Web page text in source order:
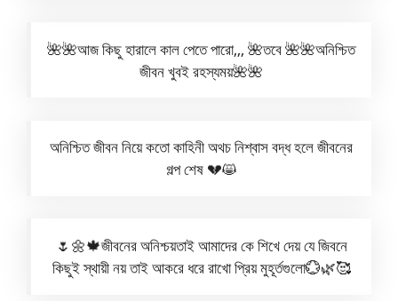
🌺🌺আজ কিছু হারালে কাল পেতে পারো,,, 🌺তবে 🌺🌺অনিশ্চিত
জীবন খুবই রহস্যময়🌺🌺
অনিশ্চিত জীবন নিয়ে কতো কাহিনী অথচ নিশ্বাস বদ্ধ হলে জীবনের
গল্প শেষ 💔😸
🌷🌼🍁জীবনের অনিশ্চয়তাই আমাদের কে শিখে দেয় যে জিবনে
কিছুই স্থায়ী নয় তাই আকরে ধরে রাখো প্রিয় মুহূর্তগুলো💮🌿🥰